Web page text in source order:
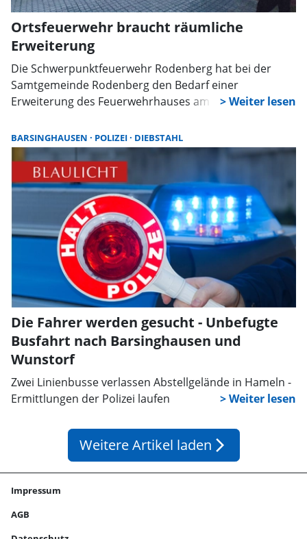
Ortsfeuerwehr braucht räumliche
Erweiterung
Die Schwerpunktfeuerwehr Rodenberg hat bei der
Samtgemeinde Rodenberg den Bedarf einer
Erweiterung des Feuerwehrhauses am derzeitigen
angemeldet. Eine Erweiterung statt eines Neubaus,
betonte Ortsbrandmeister Thomas Böhm bei seiner
Erläuterung des Bedarfs im Stadtrat von Rodenberg.
BARSINGHAUSEN POLIZEI DIEBSTAHL
Die Fahrer werden gesucht - Unbefugte
Busfahrt nach Barsinghausen und
Wunstorf
Zwei Linienbusse verlassen Abstellgelände in Hameln -
Ermittlungen der Polizei laufen
Weitere Artikel laden arrow_forward_ios
Impressum
AGB